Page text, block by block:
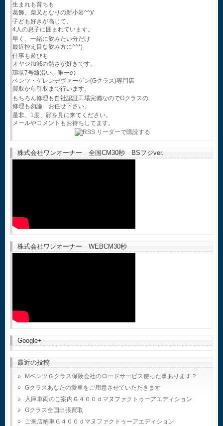
生まれも育ちも
葛飾、柴又となりの新小岩^^)/
子ども好きが高じて、
4人の息子に囲まれています。
早く、一緒に飲みたい分だけ
最近控え目な飲み方に^^*)
仕事も遊びも
オヤジ加減の熱さが好きです。
環状7号線沿い、唯一の
ベンツ・ゲレンデヴァーゲン(Gクラス)専門店
買取から引取まで行います。
もちろん修理も自社認証工場完備なのでGクラスの
修理も勿論 お任せ下さい。
是非、1度、顔を見に来てください。
メールやコメントもお待ちしてます。
株式会社ワンオーナー 全国CM30秒 BSフジver.
株式会社ワンオーナー WEBCM30秒
Google+
最近の投稿
MベンツＧクラス保険会社のロードサービス使った事あります？
Gクラスあなたの愛車をご用意させていただきます
入庫車両のご案内Ｇ４００ｄマヌファクトゥーアエディション
Gクラス全国出張買取
ご来店納車Ｇ４００ｄマヌファクトゥーアエディション